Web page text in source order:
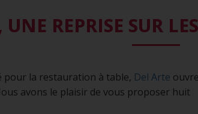
UNE REPRISE SUR
pour la restauration à table, Del Arte
avons le plaisir de vous proposer huit